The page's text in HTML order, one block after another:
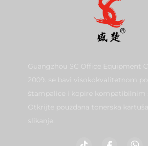
Guangzhou SC Office Equipment
2009. se bavi visokokvalitetnom
štampalice i kopire kompatibilnim
Otkrijte pouzdana tonerska
slikanje.